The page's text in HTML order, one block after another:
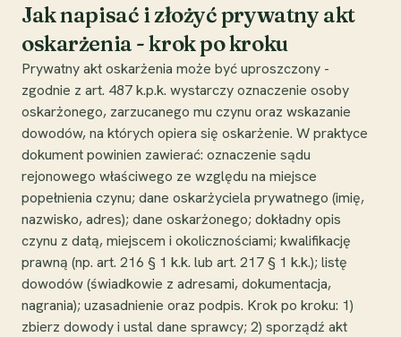
Jak napisać i złożyć prywatny akt
oskarżenia - krok po kroku
Prywatny akt oskarżenia może być uproszczony -
zgodnie z art. 487 k.p.k. wystarczy oznaczenie osoby
oskarżonego, zarzucanego mu czynu oraz wskazanie
dowodów, na których opiera się oskarżenie. W praktyce
dokument powinien zawierać: oznaczenie sądu
rejonowego właściwego ze względu na miejsce
popełnienia czynu; dane oskarżyciela prywatnego (imię,
nazwisko, adres); dane oskarżonego; dokładny opis
czynu z datą, miejscem i okolicznościami; kwalifikację
prawną (np. art. 216 § 1 k.k. lub art. 217 § 1 k.k.); listę
dowodów (świadkowie z adresami, dokumentacja,
nagrania); uzasadnienie oraz podpis. Krok po kroku: 1)
zbierz dowody i ustal dane sprawcy; 2) sporządź akt